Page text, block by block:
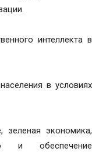
интеллекта в
в условиях
зеленая экономика,
и обеспечение